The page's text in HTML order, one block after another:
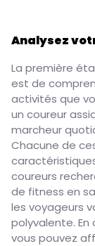
Analysez
La première
est de
activités que
un coureur
marcheur
Chacune de
coureurs
de fitness en
les voyageurs
polyvalente.
vous pouvez